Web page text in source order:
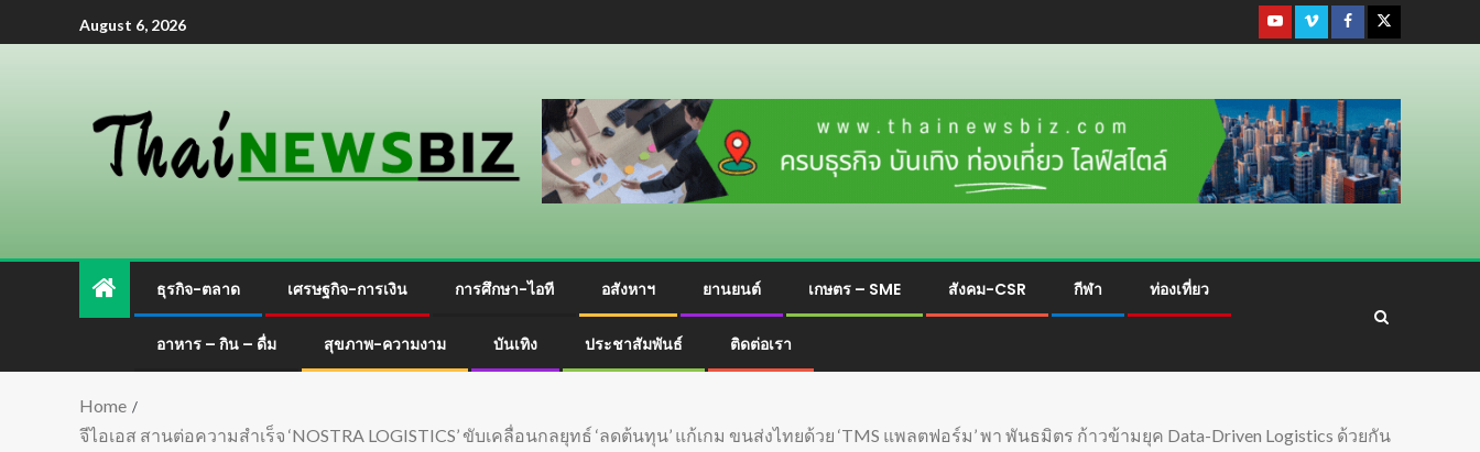
August 6, 2026
ธุรกิจ-ตลาด เศรษฐกิจ-การเงิน การศึกษา-ไอที อสังหาฯ ยานยนต์ เกษตร – SME สังคม-CSR กีฬา ท่องเที่ยว
อาหาร – กิน – ดื่ม สุขภาพ-ความงาม บันเทิง ประชาสัมพันธ์ ติดต่อเรา
Home
จีไอเอส สานต่อความสำเร็จ ‘NOSTRA LOGISTICS’ ขับเคลื่อนกลยุทธ์ ‘ลดต้นทุน’ แก้เกม ขนส่งไทยด้วย ‘TMS แพลตฟอร์ม’ พา พันธมิตร ก้าวข้ามยุค Data-Driven Logistics ด้วยกัน